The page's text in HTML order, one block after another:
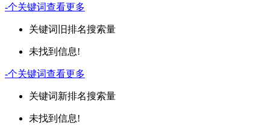
-个关键词查看更多
关键词 旧排名搜索量
未找到信息!
-个关键词查看更多
关键词新排名搜索量
未找到信息!